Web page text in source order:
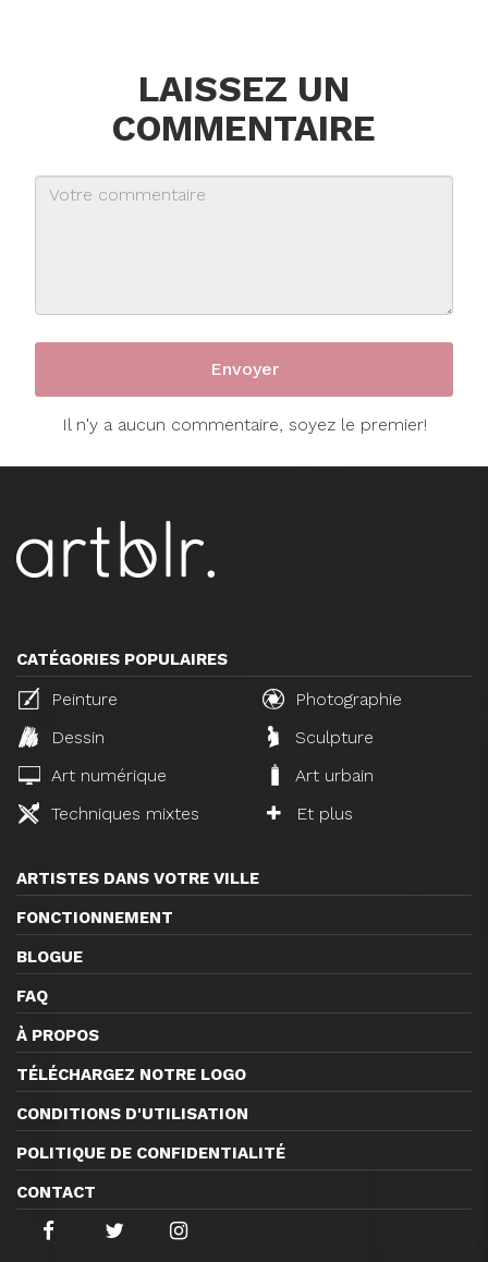
LAISSEZ UN
COMMENTAIRE
Il n'y a aucun commentaire, soyez le premier!
CATÉGORIES POPULAIRES
Peinture
Photographie
Dessin
Sculpture
Art numérique
Art urbain
Techniques mixtes
Et plus
ARTISTES DANS VOTRE VILLE
FONCTIONNEMENT
BLOGUE
FAQ
À PROPOS
TÉLÉCHARGEZ NOTRE LOGO
CONDITIONS D'UTILISATION
POLITIQUE DE CONFIDENTIALITÉ
CONTACT